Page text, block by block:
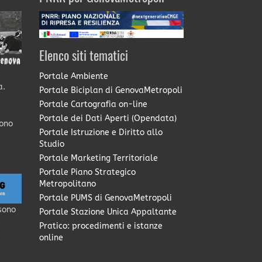
Elenco siti tematici
Portale Ambiente
Portale Biciplan di GenovaMetropoli
Portale Cartografia on-line
Portale dei Dati Aperti (Opendata)
Portale Istruzione e Diritto allo
Studio
Portale Marketing Territoriale
Portale Piano Strategico
Metropolitano
Portale PUMS di GenovaMetropoli
Portale Stazione Unica Appaltante
Pratico: procedimenti e istanze
online